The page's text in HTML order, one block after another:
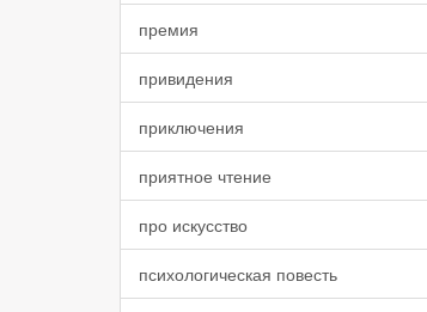
премия
привидения
приключения
приятное чтение
про искусство
психологическая повесть